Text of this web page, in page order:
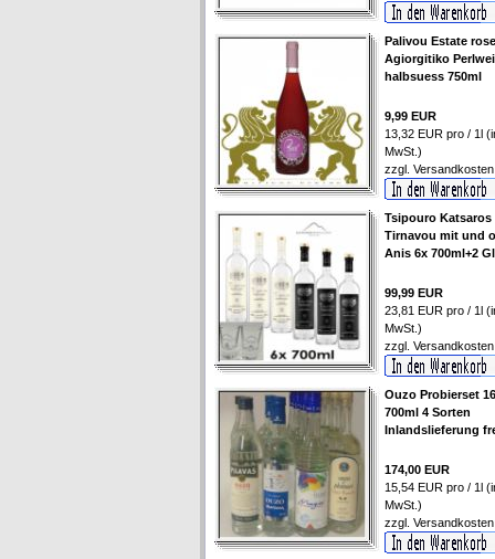
Palivou Estate
Agiorgitiko
halbsuess 750ml
9,99 EUR
13,32 EUR pro / 1l
MwSt.)
zzgl. Versandkosten
Tsipouro Katsaros
Tirnavou mit und
Anis 6x 700ml+2
99,99 EUR
23,81 EUR pro / 1l
MwSt.)
zzgl. Versandkosten
Ouzo Probierset
700ml 4 Sorten
Inlandslieferung
174,00 EUR
15,54 EUR pro / 1l
MwSt.)
zzgl. Versandkosten